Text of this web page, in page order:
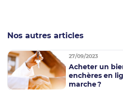
Nos autres articles
27/09/2023
Acheter un
enchères en
marche ?